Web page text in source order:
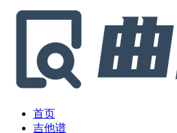
首页
吉他谱